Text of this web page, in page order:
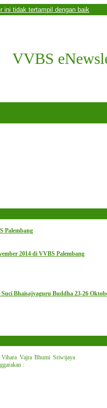
ini tidak tertampil dengan baik
VVBS
Palembang
2014 di VVBS Palembang
Bhaisajyaguru Buddha 23-26
Vihara Vajra Bhumi Sriwijaya
: